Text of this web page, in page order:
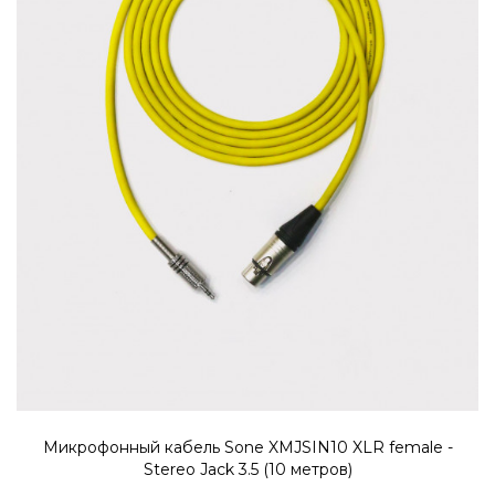
Микрофонный кабель Sone XMJSIN10 XLR female -
Stereo Jack 3.5 (10 метров)